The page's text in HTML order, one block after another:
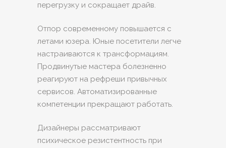
перегрузку и сокращает драйв.
Отпор современному повышается с
летами юзера. Юные посетители легче
настраиваются к трансформациям.
Продвинутые мастера болезненно
реагируют на рефреши привычных
сервисов. Автоматизированные
компетенции прекращают работать.
Дизайнеры рассматривают
психическое резистентность при